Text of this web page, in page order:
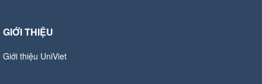
GIỚI THIỆU
Giới thiệu UniViet